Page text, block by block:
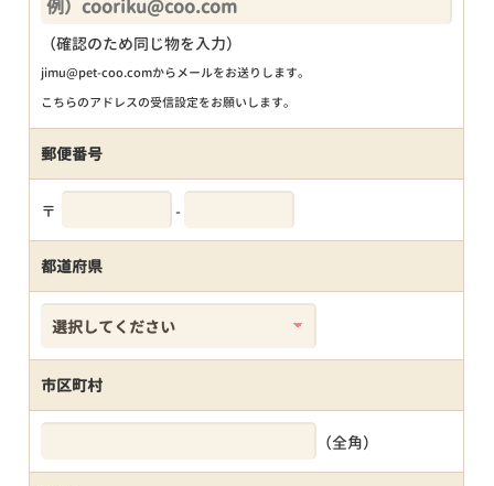
（確認のため同じ物を入力）
jimu@pet-coo.comからメールをお送りします。
こちらのアドレスの受信設定をお願いします。
郵便番号
〒 -
都道府県
市区町村
（全角）